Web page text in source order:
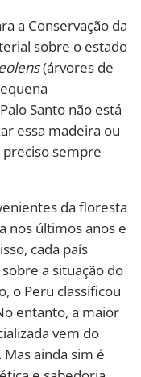
a Conservação da
sobre o estado
(árvores de
Santo não está
essa madeira ou
sempre
da floresta
nos últimos anos e
cada país
a situação do
o Peru classificou
entanto, a maior
vem do
ainda sim é